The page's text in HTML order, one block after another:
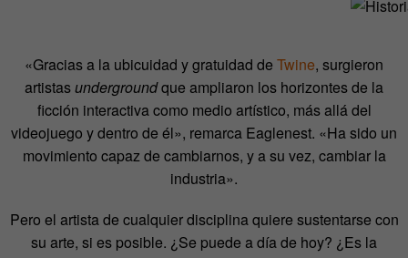
«Gracias a la ubicuidad y gratuidad de Twine, surgieron
artistasundergroundque ampliaron los horizontes de la
ficción interactiva como medio artístico, más allá del
videojuego y dentro de él», remarca Eaglenest. «Ha sido un
movimiento capaz de cambiarnos, y a su vez, cambiar la
industria».
Pero el artista de cualquier disciplina quiere sustentarse con
su arte, si es posible. ¿Se puede a día de hoy? ¿Es la